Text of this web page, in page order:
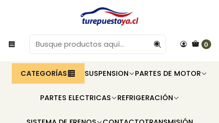
0
CATEGORÍAS SUSPENSION PARTES DE MOTOR
PARTES ELECTRICAS REFRIGERACIÓN